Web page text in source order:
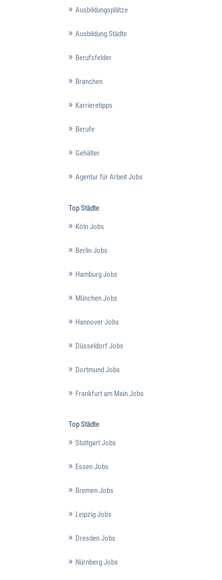
Ausbildungsplätze
Ausbildung Städte
Berufsfelder
Branchen
Karrieretipps
Berufe
Gehälter
Agentur für Arbeit Jobs
Top Städte
Köln Jobs
Berlin Jobs
Hamburg Jobs
München Jobs
Hannover Jobs
Düsseldorf Jobs
Dortmund Jobs
Frankfurt am Main Jobs
Top Städte
Stuttgart Jobs
Essen Jobs
Bremen Jobs
Leipzig Jobs
Dresden Jobs
Nürnberg Jobs